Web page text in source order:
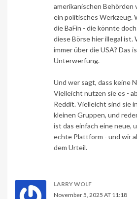
amerikanischen Behörden
ein politisches Werkzeug.
die BaFin - die könnte
diese Börse hier illegal ist.
immer über die USA? Das
Unterwerfung.
Und wer sagt, dass keine
Vielleicht nutzen sie es -
Reddit. Vielleicht sind sie
kleinen Gruppen, und
ist das einfach eine neue,
echte Plattform - und wir
dem Urteil.
LARRY WOLF
November 5, 2025 AT 11:18